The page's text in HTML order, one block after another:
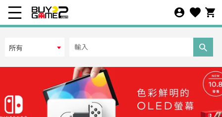
所有
[07/12] 24周年購物折第3彈: 聖誕新年優惠 (1-31 DEC 2025)